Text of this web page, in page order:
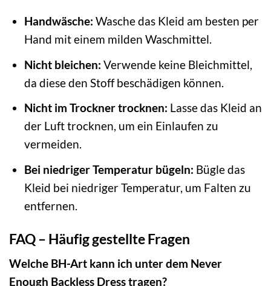
Handwäsche: Wasche das Kleid am besten per
Hand mit einem milden Waschmittel.
Nicht bleichen: Verwende keine Bleichmittel,
da diese den Stoff beschädigen können.
Nicht im Trockner trocknen: Lasse das Kleid an
der Luft trocknen, um ein Einlaufen zu
vermeiden.
Bei niedriger Temperatur bügeln: Bügle das
Kleid bei niedriger Temperatur, um Falten zu
entfernen.
FAQ – Häufig gestellte Fragen
Welche BH-Art kann ich unter dem Never
Enough Backless Dress tragen?